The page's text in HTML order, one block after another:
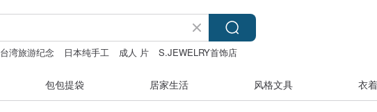
台湾旅游纪念 日本纯手工 成人 片
S.JEWELRY首饰店
包包提袋 居家生活 风格文具 衣